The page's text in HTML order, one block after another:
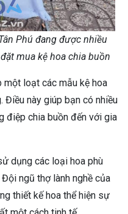
Phú đang được nhiều
mua kệ hoa chia buồn
một loạt các mẫu kệ hoa
Điều này giúp bạn có nhiều
điệp chia buồn đến với gia
dụng các loại hoa phù
ngũ thợ lành nghề của
thiết kế hoa thể hiện sự